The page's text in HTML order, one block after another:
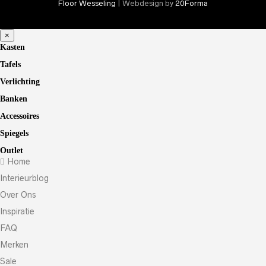
Floor Wesseling | Webdesign by 20Forma
×
Kasten
Tafels
Verlichting
Banken
Accessoires
Spiegels
Outlet
Home
Interieurblog
Over Ons
Inspiratie
FAQ
Merken
Sale